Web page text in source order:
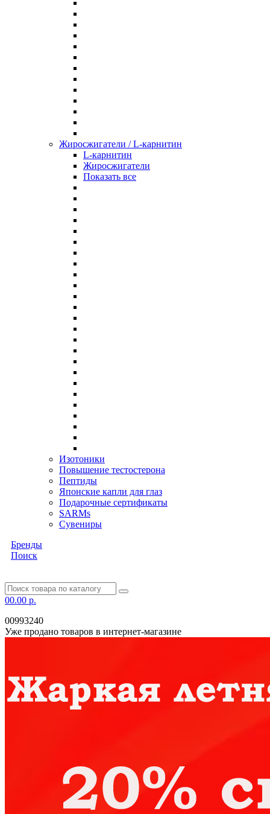
Жиросжигатели / L-карнитин
L-карнитин
Жиросжигатели
Показать все
Изотоники
Повышение тестостерона
Пептиды
Японские капли для глаз
Подарочные сертификаты
SARMs
Сувениры
Бренды
Поиск
00.00 р.
00993240
Уже продано товаров в интернет-магазине